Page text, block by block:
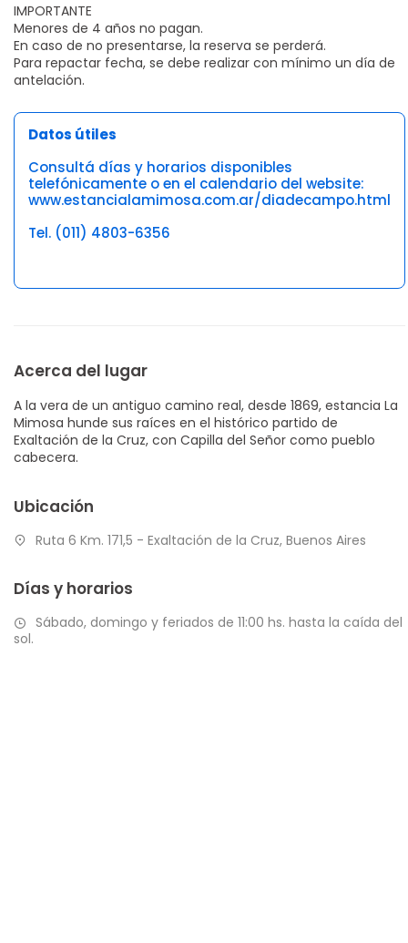
IMPORTANTE
Menores de 4 años no pagan.
En caso de no presentarse, la reserva se perderá.
Para repactar fecha, se debe realizar con mínimo un día de
antelación.
Datos útiles
Consultá días y horarios disponibles
telefónicamente o en el calendario del website:
www.estancialamimosa.com.ar/diadecampo.html
Tel. (011) 4803-6356
Acerca del lugar
A la vera de un antiguo camino real, desde 1869, estancia La
Mimosa hunde sus raíces en el histórico partido de
Exaltación de la Cruz, con Capilla del Señor como pueblo
cabecera.
Ubicación
Ruta 6 Km. 171,5 - Exaltación de la Cruz, Buenos Aires
Días y horarios
Sábado, domingo y feriados de 11:00 hs. hasta la caída del
sol.